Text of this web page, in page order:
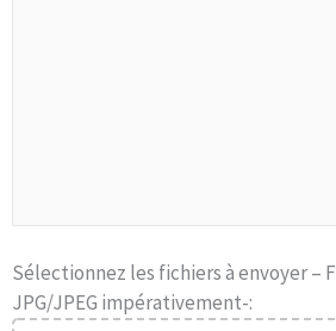
Sélectionnez les fichiers à envoyer –
JPG/JPEG impérativement-: